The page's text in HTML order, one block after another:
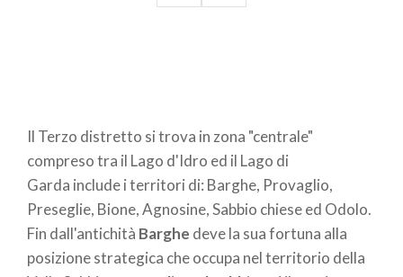
Il Terzo distretto si trova in zona "centrale"
compreso tra il Lago d'Idro ed il Lago di
Garda include i territori di: Barghe, Provaglio,
Preseglie, Bione, Agnosine, Sabbio chiese ed Odolo.
Fin dall'antichità Barghe deve la sua fortuna alla
posizione strategica che occupa nel territorio della